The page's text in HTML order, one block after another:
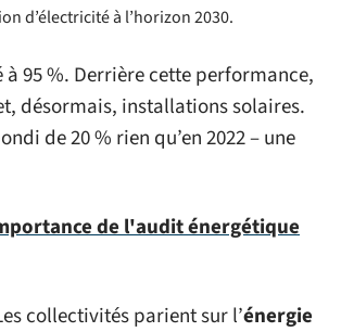
d’électricité à l’horizon 2030.
95 %. Derrière cette performance,
désormais, installations solaires.
de 20 % rien qu’en 2022 – une
de l'audit énergétique
collectivités parient sur l’énergie